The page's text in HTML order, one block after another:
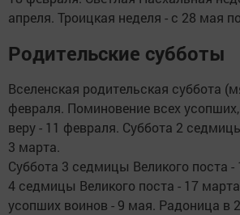
апреля. Троицкая неделя - с 28 мая
Родительские субботы
Вселенская родительская суббота
февраля. Поминовение всех
веру - 11 февраля. Суббота 2
3 марта.
Суббота 3 седмицы Великого поста -
4 седмицы Великого поста - 17
усопших воинов - 9 мая. Радоница в